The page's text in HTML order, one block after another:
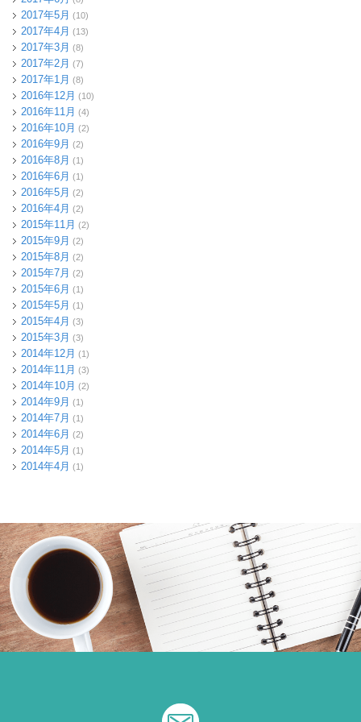
2017年5月 (10)
2017年4月 (13)
2017年3月 (8)
2017年2月 (7)
2017年1月 (8)
2016年12月 (10)
2016年11月 (4)
2016年10月 (2)
2016年9月 (2)
2016年8月 (1)
2016年6月 (1)
2016年5月 (2)
2016年4月 (2)
2015年11月 (2)
2015年9月 (2)
2015年8月 (2)
2015年7月 (2)
2015年6月 (1)
2015年5月 (1)
2015年4月 (3)
2015年3月 (3)
2014年12月 (1)
2014年11月 (3)
2014年10月 (2)
2014年9月 (1)
2014年7月 (1)
2014年6月 (2)
2014年5月 (1)
2014年4月 (1)